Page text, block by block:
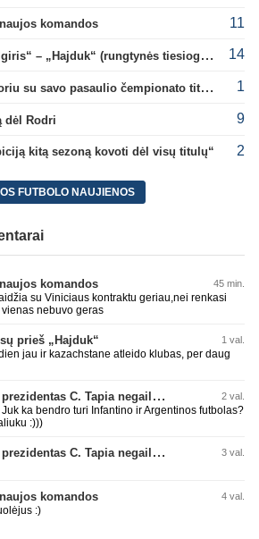
komandos 11
Konferencijų lyga: „Žalgiris“ – „Hajduk“ (rungtynės tiesiogiai) 14
B. Mendy: „Darau ką noriu su savo pasaulio čempionato titulu“ 1
dėl Rodri 9
kitą sezoną kovoti dėl visų titulų“ 2
FUTBOLO NAUJIENOS
komandos 45 min.
su Viniciaus kontraktu geriau,nei renkasi
nebuvo geras
prieš „Hajduk“ 1 val.
jau ir kazachstane atleido klubas, per daug
Argentinos federacijos prezidentas C. Tapia negailėjo pagyrų G. Infantino 2 val.
ka bendro turi Infantino ir Argentinos futbolas?
:)))
Argentinos federacijos prezidentas C. Tapia negailėjo pagyrų G. Infantino 3 val.
komandos 4 val.
:)